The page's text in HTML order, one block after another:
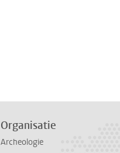
Organisatie
Archeologie